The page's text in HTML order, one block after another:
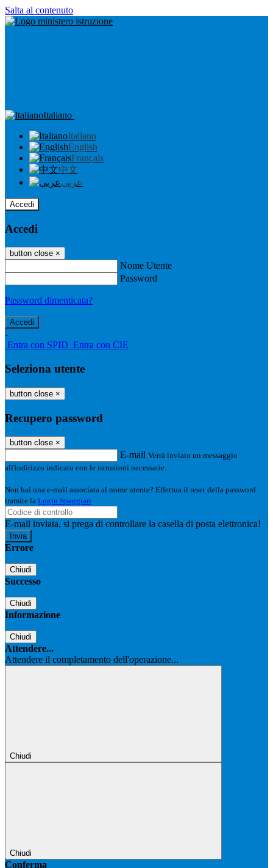
Salta al contenuto
Italiano
Italiano
English
Français
中文
عربى
Accedi
Accedi
button close ×
Nome Utente
Password
Password dimenticata?
-
Entra con SPID Entra con CIE
Seleziona utente
button close ×
Recupero password
button close ×
E-mail Verrà inviato un messaggio
all'indirizzo indicato con le istruzioni necessarie.
Non hai una e-mail associata al nome utente? Effettua il reset della password
tramite la Login Spaggiari
E-mail inviata, si prega di controllare la casella di posta elettronica!
Errore
Chiudi
Successo
Chiudi
Informazione
Chiudi
Attendere...
Attendere il completamento dell'operazione...
Chiudi
Chiudi
Conferma